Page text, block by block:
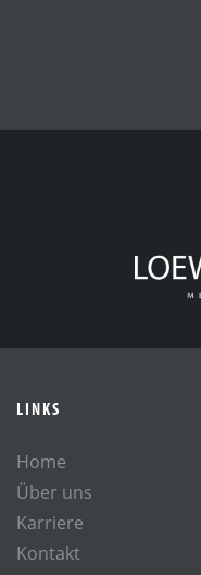
LINKS
Home
Über uns
Karriere
Kontakt